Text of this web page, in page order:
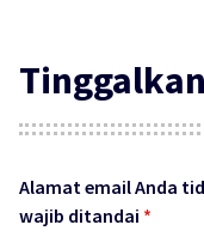
Alamat email Anda
wajib ditandai *